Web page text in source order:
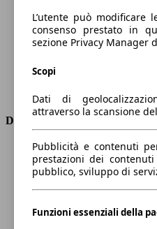
Coppia
300
Cilindrata
Carburante
Trasmissione
Dimensioni
Lunghezza
Altezza
Larghezza
Peso massimo
L’utente può modificare
consenso prestato in
sezione Privacy Manager
Scopi
Dati di
attraverso la scansione
Pubblicità e contenuti
prestazioni dei
pubblico, sviluppo di
Funzioni essenziali della